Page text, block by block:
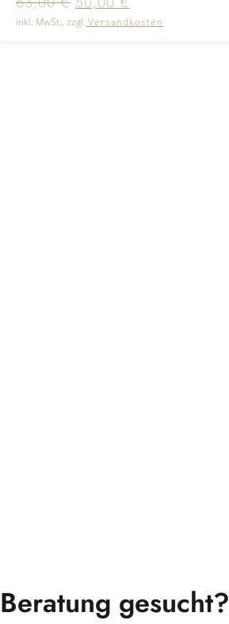
inkl. MwSt., zzgl. Versandkosten
Beratung gesucht?